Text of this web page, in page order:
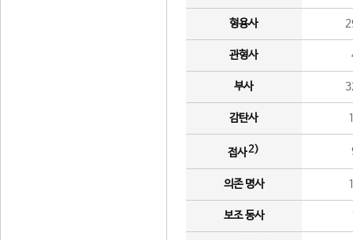
형용사
관형사
부사
감탄사
접사2)
의존 명사
보조 동사